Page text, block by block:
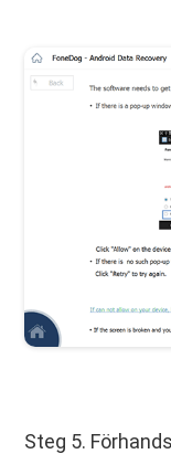
Steg 5.